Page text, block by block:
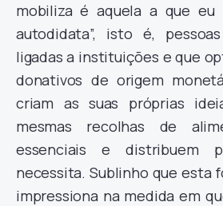
mobiliza é aquela a que eu
autodidata”, isto é,
ligadas a instituições e que
donativos de origem
criam as suas próprias
mesmas recolhas de
essenciais e distribuem
necessita. Sublinho que esta
impressiona na medida em